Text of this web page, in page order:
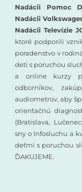
Nadácii Pomoc
Nadácii
Nadácii Televízie
ktoré podporili
poradenstvo v
deti s poruchou
a online kurzy
odborníkov,
audiometrov, aby
orientačnú
(Bratislava,
sny o Infosluchu a
deťmi s poruchou
ĎAKUJEME.